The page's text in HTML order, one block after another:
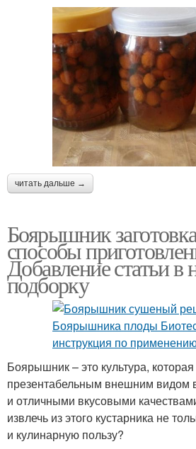
читать дальше →
Боярышник
способы
Добавление статьи в
подборку
Боярышник – это культура,
презентабельным внешним видом
и отличными вкусовыми
извлечь из этого кустарника не
и кулинарную пользу?